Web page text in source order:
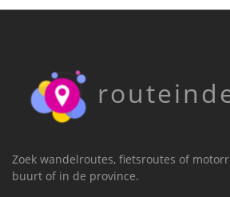
Zoek wandelroutes, fietsroutes of
buurt of in de province.